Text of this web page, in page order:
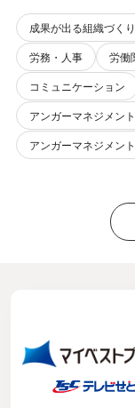
成果が出る組織づくり
労務・人事
労働
コミュニケーション
アンガーマネジメント
アンガーマネジメン